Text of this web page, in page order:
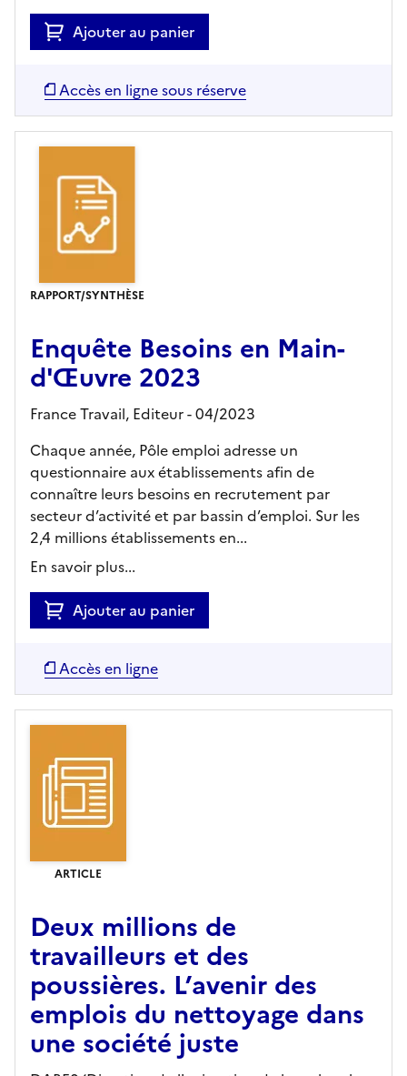
Ajouter au panier
Accès en ligne sous réserve
RAPPORT/SYNTHÈSE
Enquête Besoins en Main-
d'Œuvre 2023
France Travail, Editeur- 04/2023
Chaque année, Pôle emploi adresse un
questionnaire aux établissements afin de
connaître leurs besoins en recrutement par
secteur d’activité et par bassin d’emploi. Sur les
2,4 millions établissements en...
En savoir plus...
Ajouter au panier
Accès en ligne
ARTICLE
Deux millions de
travailleurs et des
poussières. L’avenir des
emplois du nettoyage dans
une société juste